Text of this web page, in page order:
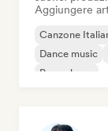
Aggiungere
Canzone
Dance music
Pop urbano